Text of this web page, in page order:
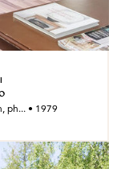
ph... • 1979